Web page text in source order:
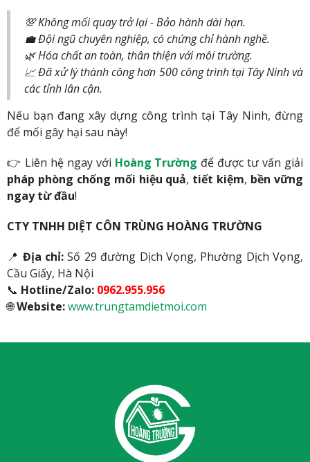
💯 Không mối quay trở lại - Bảo hành dài hạn.
💼 Đội ngũ chuyên nghiệp, có chứng chỉ hành nghề.
🌿 Hóa chất an toàn, thân thiện với môi trường.
📈 Đã xử lý thành công hơn 500 công trình tại Tây Ninh và
các tỉnh lân cận.
Nếu bạn đang xây dựng công trình tại Tây Ninh, đừng
để mối gây hại sau này!
👉 Liên hệ ngay với Hoàng Trường để được tư vấn giải
pháp phòng chống mối hiệu quả, tiết kiệm, bền vững
ngay từ đầu!
CTY TNHH DIỆT CÔN TRÙNG HOÀNG TRƯỜNG
📍 Địa chỉ: Số 29 đường Dịch Vọng, Phường Dịch Vọng,
Cầu Giấy, Hà Nội
📞 Hotline/Zalo: 0962.955.956
🌐Website:www.trungtamdietmoi.com